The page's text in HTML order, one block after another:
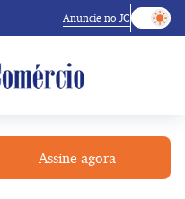
Anuncie no JC
Assine agora